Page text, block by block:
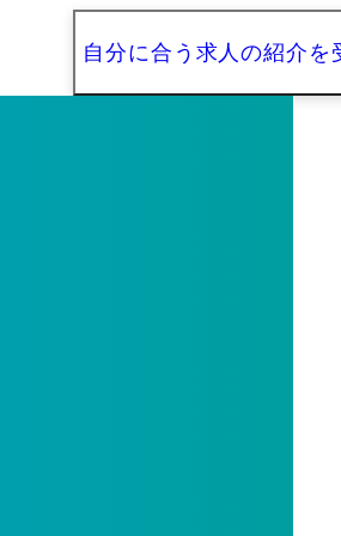
自分に合う求人の紹介を